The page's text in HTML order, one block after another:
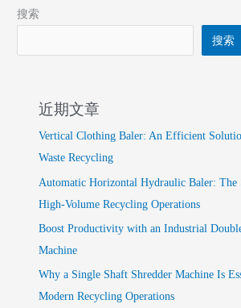
搜索
搜索
近期文章
Vertical Clothing Baler: An Efficient
Waste Recycling
Automatic Horizontal Hydraulic Baler: The
High-Volume Recycling Operations
Boost Productivity with an Industrial
Machine
Why a Single Shaft Shredder Machine Is
Modern Recycling Operations